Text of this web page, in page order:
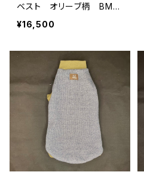
ベスト オリーブ柄 BM-L
-003
¥16,500